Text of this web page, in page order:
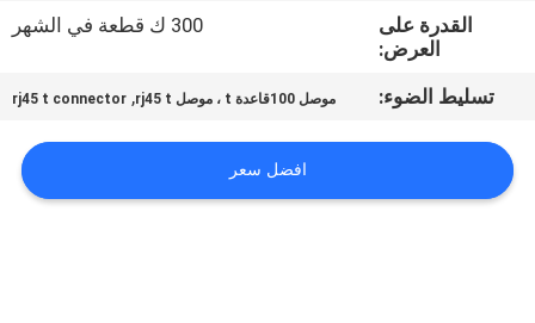
اطلب
اقتباس
خريطة
القدرة على
العرض:
300 ك قطعة في الشهر
تسليط الضوء: موصل 100قاعدة t ، موصل rj45 t ,
rj45 t connector
افضل سعر